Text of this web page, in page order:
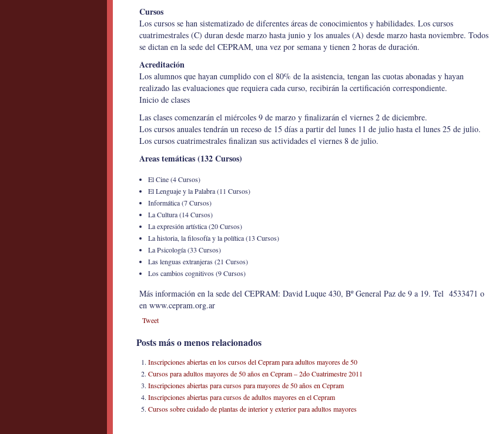
Cursos
Los cursos se han sistematizado de diferentes áreas de conocimientos y habilidades. Los cursos
cuatrimestrales (C) duran desde marzo hasta junio y los anuales (A) desde marzo hasta noviembre. Todos
se dictan en la sede del CEPRAM, una vez por semana y tienen 2 horas de duración.
Acreditación
Los alumnos que hayan cumplido con el 80% de la asistencia, tengan las cuotas abonadas y hayan
realizado las evaluaciones que requiera cada curso, recibirán la certificación correspondiente.
Inicio de clases
Las clases comenzarán el miércoles 9 de marzo y finalizarán el viernes 2 de diciembre.
Los cursos anuales tendrán un receso de 15 días a partir del lunes 11 de julio hasta el lunes 25 de julio.
Los cursos cuatrimestrales finalizan sus actividades el viernes 8 de julio.
Areas temáticas (132 Cursos)
El Cine (4 Cursos)
El Lenguaje y la Palabra (11 Cursos)
Informática (7 Cursos)
La Cultura (14 Cursos)
La expresión artística (20 Cursos)
La historia, la filosofía y la política (13 Cursos)
La Psicología (33 Cursos)
Las lenguas extranjeras (21 Cursos)
Los cambios cognitivos (9 Cursos)
Más información en la sede del CEPRAM: David Luque 430, Bº General Paz de 9 a 19. Tel 4533471 o
en www.cepram.org.ar
Tweet
Posts más o menos relacionados
Inscripciones abiertas en los cursos del Cepram para adultos mayores de 50
Cursos para adultos mayores de 50 años en Cepram – 2do Cuatrimestre 2011
Inscripciones abiertas para cursos para mayores de 50 años en Cepram
Inscripciones abiertas para cursos de adultos mayores en el Cepram
Cursos sobre cuidado de plantas de interior y exterior para adultos mayores